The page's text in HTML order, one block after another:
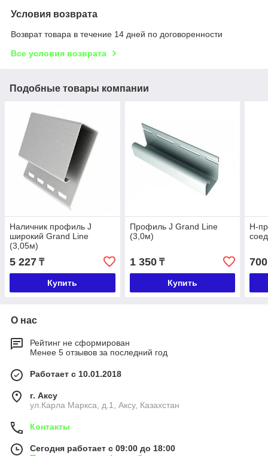
Условия возврата
Возврат товара в течение 14 дней по договоренности
Все условия возврата
Подобные товары компании
Наличник профиль J
широкий Grand Line
(3,05м)
5 227 ₸
Купить
Профиль J Grand Line
(3,0м)
1 350₸
Купить
Н-
700
О нас
Рейтинг не сформирован
Менее 5 отзывов за последний год
Работает с 10.01.2018
г. Аксу
ул.Карла Маркса, д.1, Аксу, Казахстан
Контакты
Сегодня работает с 09:00 до 18:00